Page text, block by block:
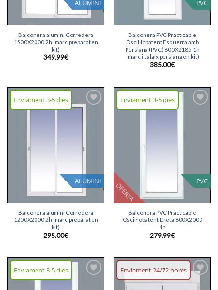
ALUMINI
Balconera alumini Corredera
1500X2000 2h (marc preparat en
kit)
349.99€
PVC
Balconera PVC Practicable
Oscil·lobatent Esquerra amb
Persiana (PVC) 800X2185 1h
(marc i calaix persiana en kit)
385.00€
Enviament 3-5 dies
ALUMINI
Balconera alumini Corredera
1200X2000 2h (marc preparat en
kit)
295.00€
OFERTA
Enviament 3-5 dies
PVC
Balconera PVC Practicable
Oscil·lobatent Dreta 800X2000
1h
279.99€
Enviament 3-5 dies Enviament 24/72 hores
Afegeix